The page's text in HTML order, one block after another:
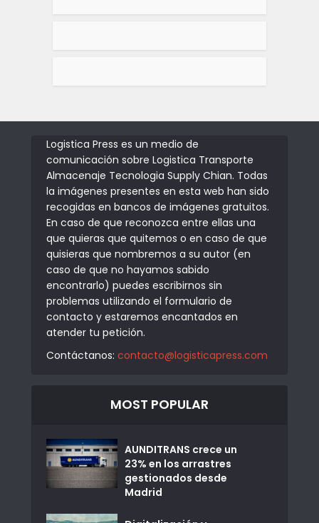
Logistica Press es un medio de
comunicación sobre Logistica Transporte
Almacenaje Tecnologia Supply Chian. Todas
la imágenes presentes en esta web han sido
recogidas en bancos de imágenes gratuitos.
En caso de que reconozca entre ellas una
que quieras que quitemos o en caso de que
quisieras que nombremos a su autor (en
caso de que no hayamos sabido
encontrarlo) puedes escribirnos sin
problemas utilizando el formulario de
contacto y estaremos encantados en
atender tu petición.
Contáctanos: contacto@logisticapress.com
MOST POPULAR
AUNDITRANS crece un
23% en los arrastres
gestionados desde
Madrid